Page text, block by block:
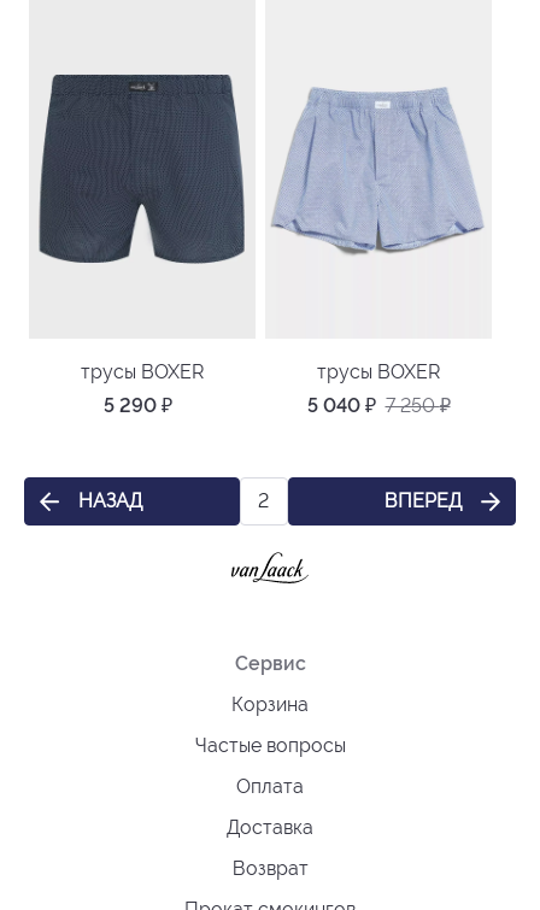
трусы BOXER
5 290 ₽
трусы BOXER
5 040 ₽ 7 250₽
НАЗАД 2 ВПЕРЕД
Сервис
Корзина
Частые вопросы
Оплата
Доставка
Возврат